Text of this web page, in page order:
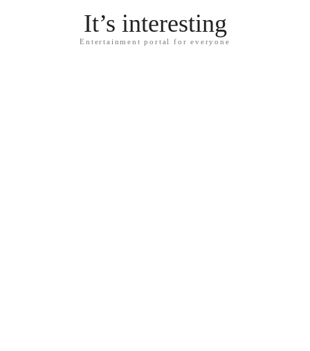
It’s interesting
Entertainment portal for everyone